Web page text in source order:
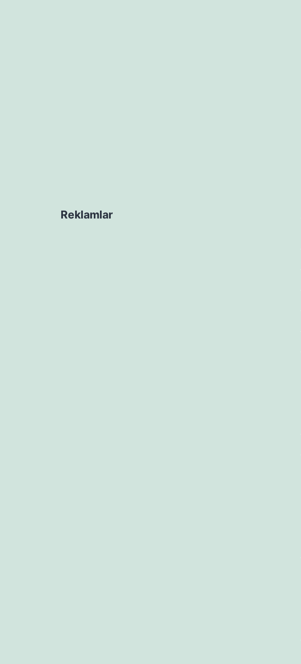
Reklamlar